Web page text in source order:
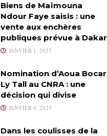
Biens de Maïmouna
Ndour Faye saisis : une
vente aux enchères
publiques prévue à Dakar
JANVIER 1, 2025
Nomination d’Aoua Bocar
Ly Tall au CNRA : une
décision qui divise
JANVIER 4, 2025
Dans les coulisses de la